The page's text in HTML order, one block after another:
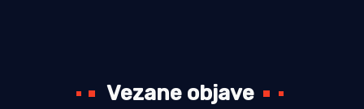
Vezane objave